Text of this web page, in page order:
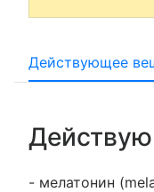
Действующее
- мелатонин